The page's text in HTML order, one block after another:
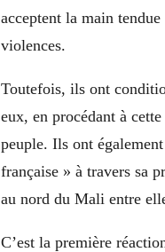
acceptent la main
violences.
Toutefois, ils ont
eux, en procédant à
peuple. Ils ont
française » à travers sa
au nord du Mali entre
C’est la première